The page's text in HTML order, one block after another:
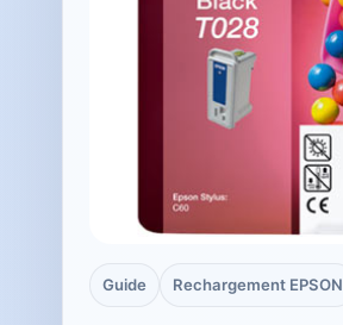
Guide Rechargement EPSON